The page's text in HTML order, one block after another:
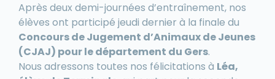
Après deux demi-journées d’entraînement, nos
élèves ont participé jeudi dernier à la finale du
Concours de Jugement d’Animaux de Jeunes
(CJAJ) pour le département du Gers.
Nous adressons toutes nos félicitations à Léa,